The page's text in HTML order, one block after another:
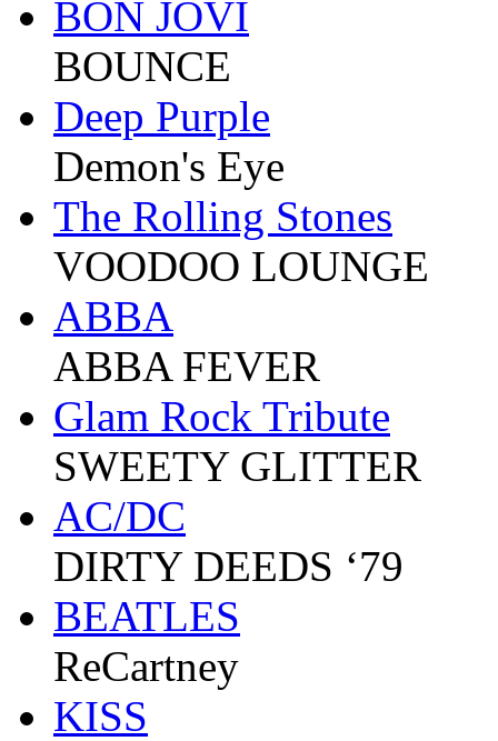
BON JOVI
BOUNCE
Deep Purple
Demon's Eye
The Rolling Stones
VOODOO LOUNGE
ABBA
ABBA FEVER
Glam Rock Tribute
SWEETY GLITTER
AC/DC
DIRTY DEEDS ‘79
BEATLES
ReCartney
KISS